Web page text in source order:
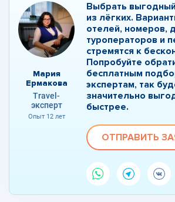
Мария
Ермакова
Travel-
эксперт
Опыт 12 лет
Выбрать
из лёгких.
отелей, номеров,
туроператоров и
стремятся к
Попробуйте
бесплатным
экспертам, так
значительно
быстрее.
ОТПРАВИТЬ